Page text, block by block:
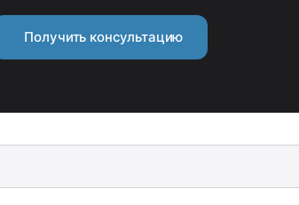
Получить консультацию